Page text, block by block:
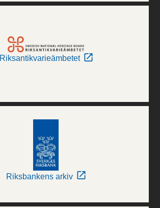
Riksantikvarieämbetet
Riksbankens arkiv